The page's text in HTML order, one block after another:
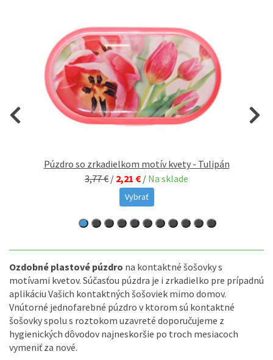
Púzdro so zrkadielkom motív kvety - Tulipán
3,77 € / 2,21 € / Na sklade
Vybrať
Ozdobné plastové púzdro na kontaktné šošovky s
motívami kvetov. Súčasťou púzdra je i zrkadielko pre prípadnú
aplikáciu Vašich kontaktných šošoviek mimo domov.
Vnútorné jednofarebné púzdro v ktorom sú kontaktné
šošovky spolu s roztokom uzavreté doporučujeme z
hygienických dôvodov najneskoršie po troch mesiacoch
vymeniť za nové.